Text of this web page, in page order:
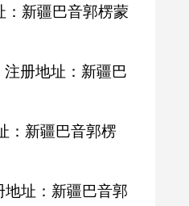
：新疆巴音郭楞蒙
注册地址：新疆巴
：新疆巴音郭楞
地址：新疆巴音郭